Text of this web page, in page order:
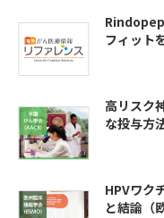
フィット
高リスク
な投与方
HPVワク
と結論（